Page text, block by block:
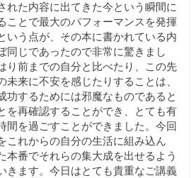
れた内容に出てきた今という瞬間に
ことで最大のパフォーマンスを発揮
いう点が、その本に書かれている内
同じであったので非常に驚きまし
り前までの自分と比べたり、この先
未来に不安を感じたりすることは、
功するためには邪魔なものであると
を再確認することができ、とても有
間を過ごすことができました。今回
これからの自分の生活に組み込ん
本番でそれらの集大成を出せるよう
きます。今日はとても貴重なご講義